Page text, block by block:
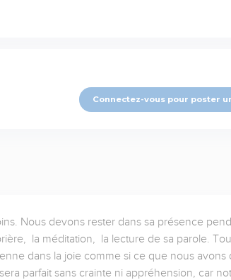
Connectez-vous pour poster
Nous devons rester dans sa présence
la méditation,  la lecture de sa parole.
dans la joie comme si ce que nous avons
parfait sans crainte ni appréhension, car